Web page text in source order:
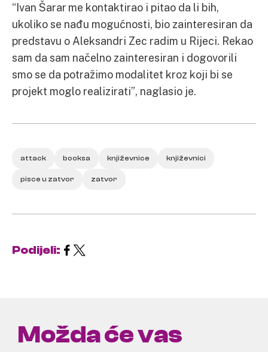
“Ivan Šarar me kontaktirao i pitao da li bih,
ukoliko se nađu mogućnosti, bio zainteresiran da
predstavu o Aleksandri Zec radim u Rijeci. Rekao
sam da sam načelno zainteresiran i dogovorili
smo se da potražimo modalitet kroz koji bi se
projekt moglo realizirati”, naglasio je.
attack booksa književnice književnici
pisce u zatvor zatvor
Podijeli:
Možda će vas